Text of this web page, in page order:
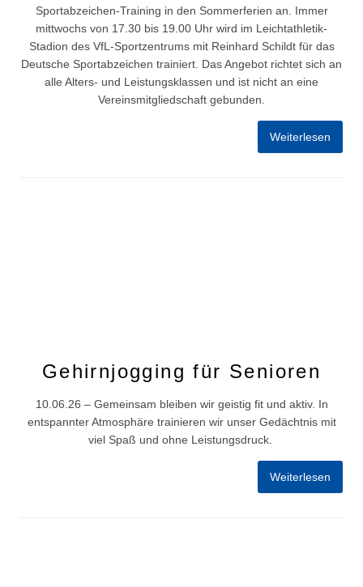
Sportabzeichen-Training in den Sommerferien an. Immer
mittwochs von 17.30 bis 19.00 Uhr wird im Leichtathletik-
Stadion des VfL-Sportzentrums mit Reinhard Schildt für das
Deutsche Sportabzeichen trainiert. Das Angebot richtet sich an
alle Alters- und Leistungsklassen und ist nicht an eine
Vereinsmitgliedschaft gebunden.
Weiterlesen
Gehirnjogging für Senioren
10.06.26 – Gemeinsam bleiben wir geistig fit und aktiv. In
entspannter Atmosphäre trainieren wir unser Gedächtnis mit
viel Spaß und ohne Leistungsdruck.
Weiterlesen